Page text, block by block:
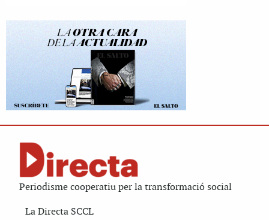
Periodisme cooperatiu per la transformació social
La Directa SCCL